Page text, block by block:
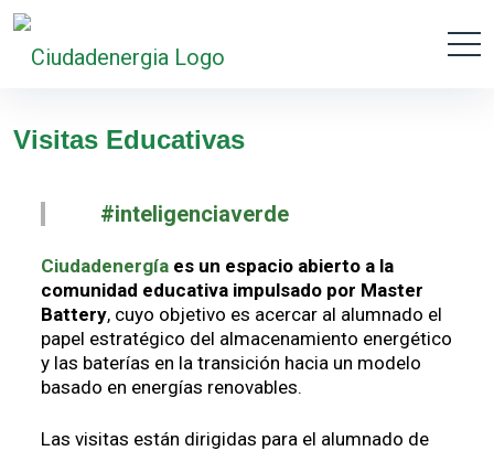
Visitas Educativas
#inteligenciaverde
Ciudadenergía es un espacio abierto a la
comunidad educativa impulsado por Master
Battery, cuyo objetivo es acercar al alumnado el
papel estratégico del almacenamiento energético
y las baterías en la transición hacia un modelo
basado en energías renovables.
Las visitas están dirigidas para el alumnado de